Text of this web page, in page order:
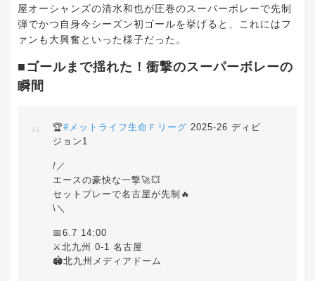
屋オーシャンズの清水和也が圧巻のスーパーボレーで先制
弾でかつ自身今シーズン初ゴールを挙げると、これにはフ
ァンも大興奮といった様子だった。
■ゴールまで揺れた！衝撃のスーパーボレーの
瞬間
🏆#メットライフ生命Ｆリーグ 2025-26 ディビ
ジョン1
/／
エースの豪快な一撃🚀💥
セットプレーで名古屋が先制🔥
\＼
📅6.7 14:00
⚔️北九州 0-1 名古屋
🏟️北九州メディアドーム